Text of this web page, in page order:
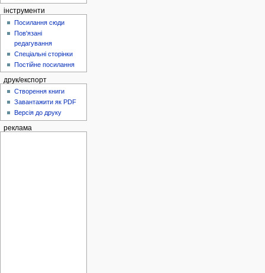
інструменти
Посилання сюди
Пов'язані
редагування
Спеціальні сторінки
Постійне посилання
друк/експорт
Створення книги
Завантажити як PDF
Версія до друку
реклама